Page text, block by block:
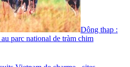
Dông thap :
parc national de tràm chim